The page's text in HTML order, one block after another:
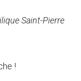
Saint-Pierre
!